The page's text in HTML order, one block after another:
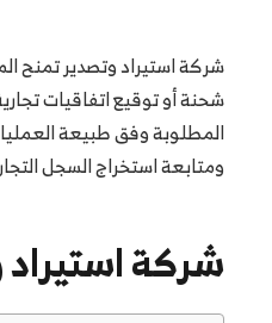
شركة استيراد وتصدير تمنح
شحنة أو توقيع اتفاقيات
المطلوبة وفق طبيعة
ومتابعة استخراج السجل
شركة